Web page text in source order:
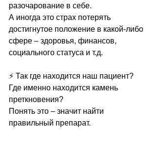
разочарование в себе.
А иногда это страх потерять
достигнутое положение в какой-либо
сфере – здоровья, финансов,
социального статуса и т.д.
⚡ Так где находится наш пациент?
Где именно находится камень
преткновения?
Понять это – значит найти
правильный препарат.